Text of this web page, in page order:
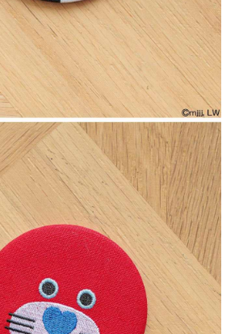
權停止該用戶之使用額度並採取法律行動。